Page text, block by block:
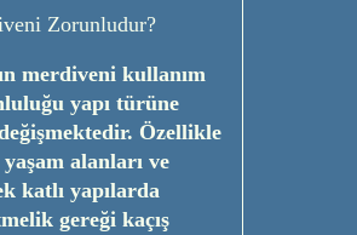
Zorunludur?
merdiveni kullanım
yapı türüne
Özellikle
alanları ve
katlı yapılarda
gereği kaçış